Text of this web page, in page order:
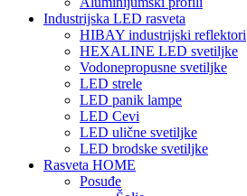
Industrijska LED rasveta
HIBAY industrijski reflektori
HEXALINE LED svetiljke
Vodonepropusne svetiljke
LED strele
LED panik lampe
LED Cevi
LED ulične svetiljke
LED brodske svetiljke
Rasveta HOME
Posuđe